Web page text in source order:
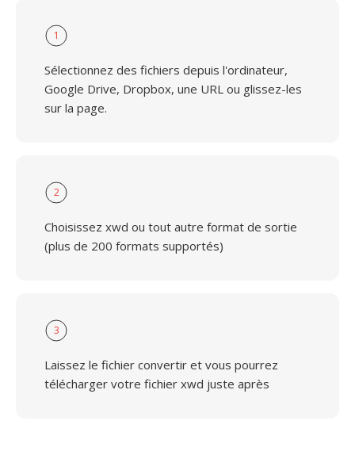
1
Sélectionnez des fichiers depuis l'ordinateur,
Google Drive, Dropbox, une URL ou glissez-les
sur la page.
2
Choisissez xwd ou tout autre format de sortie
(plus de 200 formats supportés)
3
Laissez le fichier convertir et vous pourrez
télécharger votre fichier xwd juste après